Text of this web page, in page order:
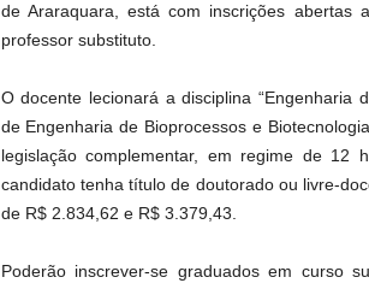
de Araraquara, está com inscrições abertas
professor substituto.
O docente lecionará a disciplina “Engenharia
de Engenharia de Bioprocessos e
legislação complementar, em regime de 12
candidato tenha título de doutorado ou livre-
de R$ 2.834,62 e R$ 3.379,43.
Poderão inscrever-se graduados em curso